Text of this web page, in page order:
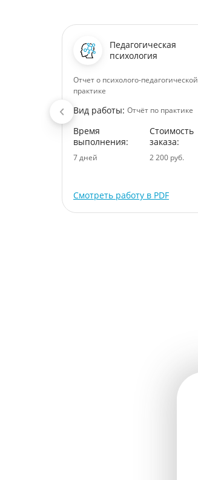
Педагогическая
психология
Отчет о психолого-педагогической
практике
Вид работы: Отчёт по практике
Время
выполнения:
7 дней
Стоимость
заказа:
2 200 руб.
Смотреть работу в PDF